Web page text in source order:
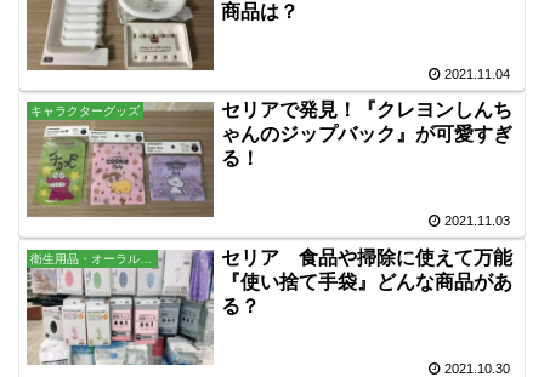
商品は？
2021.11.04
キャラクターグッズ
セリアで発見！『クレヨンしんち
ゃんのジップバック』が可愛すぎ
る！
2021.11.03
セリア 食品や掃除に使えて万能
『使い捨て手袋』どんな商品があ
る？
2021.10.30